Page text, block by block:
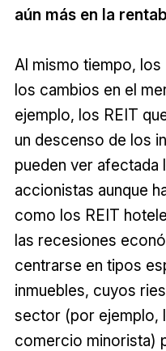
aún más en la
Al mismo tiempo, los
los cambios en el
ejemplo, los REIT
un descenso de los
pueden ver afectada
accionistas aunque
como los REIT
las recesiones
centrarse en tipos
inmuebles, cuyos
sector (por ejemplo,
comercio minorista)